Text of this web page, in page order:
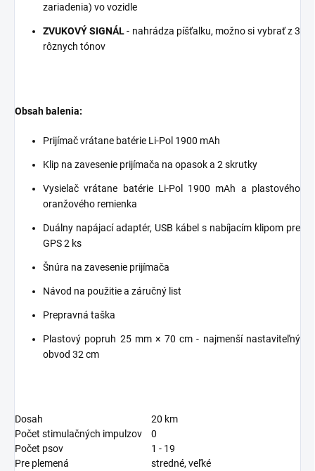
zariadenia) vo vozidle
ZVUKOVÝ SIGNÁL - nahrádza píšťalku, možno si vybrať z 3
rôznych tónov
Obsah balenia:
Prijímač vrátane batérie Li-Pol 1900 mAh
Klip na zavesenie prijímača na opasok a 2 skrutky
Vysielač vrátane batérie Li-Pol 1900 mAh a plastového
oranžového remienka
Duálny napájací adaptér, USB kábel s nabíjacím klipom pre
GPS 2 ks
Šnúra na zavesenie prijímača
Návod na použitie a záručný list
Prepravná taška
Plastový popruh 25 mm × 70 cm - najmenší nastaviteľný
obvod 32 cm
Dosah
20 km
Počet stimulačných impulzov
0
Počet psov
1 - 19
Pre plemená
stredné, veľké